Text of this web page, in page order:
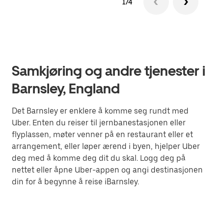
1/4
Samkjøring og andre tjenester i
Barnsley, England
Det Barnsley er enklere å komme seg rundt med
Uber. Enten du reiser til jernbanestasjonen eller
flyplassen, møter venner på en restaurant eller et
arrangement, eller løper ærend i byen, hjelper Uber
deg med å komme deg dit du skal. Logg deg på
nettet eller åpne Uber-appen og angi destinasjonen
din for å begynne å reise iBarnsley.